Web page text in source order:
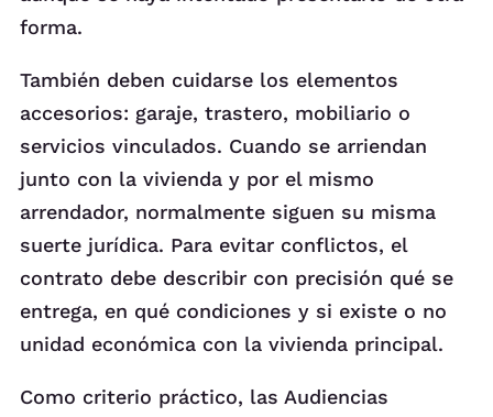
forma.
También deben cuidarse los elementos
accesorios: garaje, trastero, mobiliario o
servicios vinculados. Cuando se arriendan
junto con la vivienda y por el mismo
arrendador, normalmente siguen su misma
suerte jurídica. Para evitar conflictos, el
contrato debe describir con precisión qué se
entrega, en qué condiciones y si existe o no
unidad económica con la vivienda principal.
Como criterio práctico, las Audiencias